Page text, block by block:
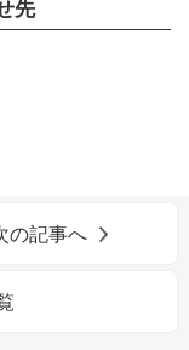
先
の記事へ